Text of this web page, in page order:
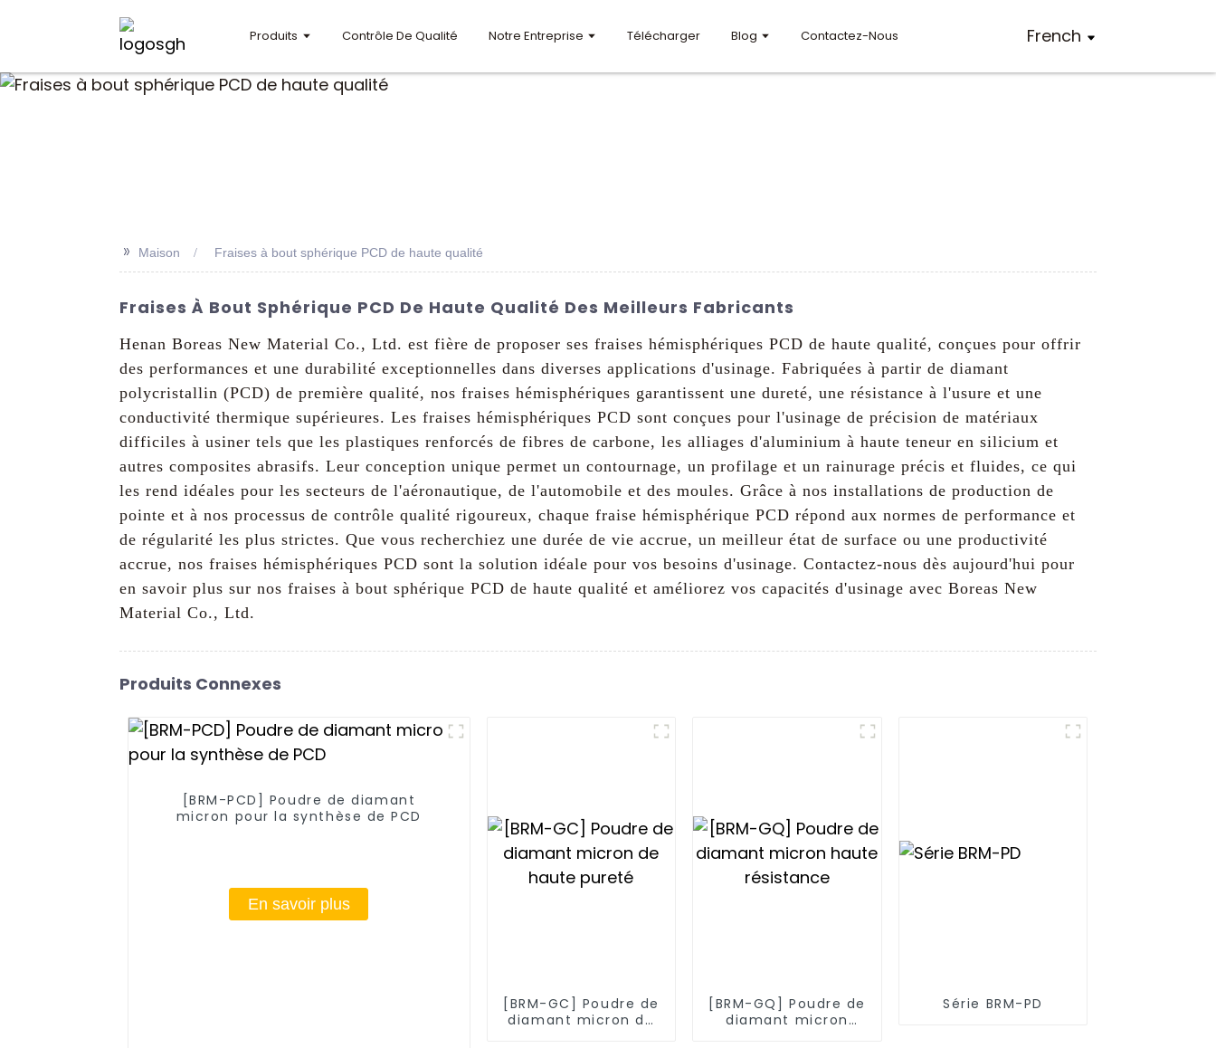
Produits Contrôle De Qualité Notre Entreprise Télécharger Blog Contactez-Nous French
>> Maison Fraises à bout sphérique PCD de haute qualité
Fraises À Bout Sphérique PCD De Haute Qualité Des Meilleurs Fabricants
Henan Boreas New Material Co., Ltd. est fière de proposer ses fraises hémisphériques PCD de haute qualité, conçues pour offrir
des performances et une durabilité exceptionnelles dans diverses applications d'usinage. Fabriquées à partir de diamant
polycristallin (PCD) de première qualité, nos fraises hémisphériques garantissent une dureté, une résistance à l'usure et une
conductivité thermique supérieures. Les fraises hémisphériques PCD sont conçues pour l'usinage de précision de matériaux
difficiles à usiner tels que les plastiques renforcés de fibres de carbone, les alliages d'aluminium à haute teneur en silicium et
autres composites abrasifs. Leur conception unique permet un contournage, un profilage et un rainurage précis et fluides, ce qui
les rend idéales pour les secteurs de l'aéronautique, de l'automobile et des moules. Grâce à nos installations de production de
pointe et à nos processus de contrôle qualité rigoureux, chaque fraise hémisphérique PCD répond aux normes de performance et
de régularité les plus strictes. Que vous recherchiez une durée de vie accrue, un meilleur état de surface ou une productivité
accrue, nos fraises hémisphériques PCD sont la solution idéale pour vos besoins d'usinage. Contactez-nous dès aujourd'hui pour
en savoir plus sur nos fraises à bout sphérique PCD de haute qualité et améliorez vos capacités d'usinage avec Boreas New
Material Co., Ltd.
Produits Connexes
[BRM-PCD] Poudre de diamant
micron pour la synthèse de PCD
En savoir plus
[BRM-GC] Poudre de
diamant micron de
[BRM-GQ] Poudre de
diamant micron
Série BRM-PD